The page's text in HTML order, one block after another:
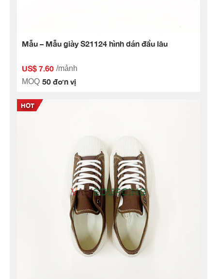
Mẫu – Mẫu giày S21124 hình dán đầu lâu
US$ 7.60 /mảnh
MOQ 50 đơn vị